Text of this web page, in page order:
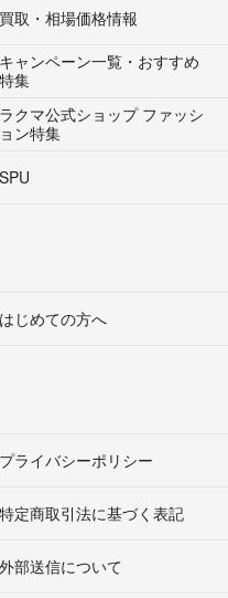
買取・相場価格情報
キャンペーン一覧・おすすめ
特集
ラクマ公式ショップ ファッシ
ョン特集
SPU
はじめての方へ
プライバシーポリシー
特定商取引法に基づく表記
外部送信について